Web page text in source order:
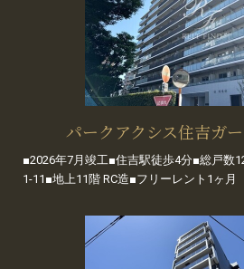
パークアクシス住吉ガ
■2026年7月竣工■住吉駅徒歩4分■総戸数
1-11■地上11階 RC造■フリーレント1ヶ月